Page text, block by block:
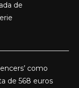
de
como
de 568 euros